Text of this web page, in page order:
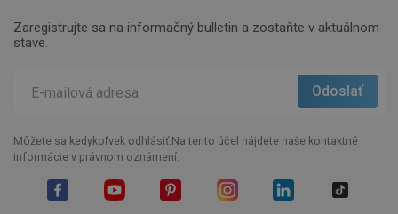
Zaregistrujte sa na informačný bulletin a zostaňte v aktuálnom
stave.
Môžete sa kedykoľvek odhlásiť.Na tento účel nájdete naše kontaktné
informácie v právnom oznámení.